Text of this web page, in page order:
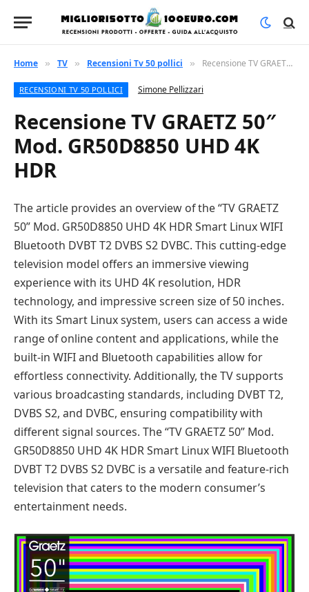
Home » TV » Recensioni Tv 50 pollici » Recensione TV GRAETZ 50″ Mod. GR50D8850 UHD 4K HDR
RECENSIONI TV 50 POLLICI Simone Pellizzari
Recensione TV GRAETZ 50″
Mod. GR50D8850 UHD 4K
HDR
The article provides an overview of the “TV GRAETZ
50” Mod. GR50D8850 UHD 4K HDR Smart Linux WIFI
Bluetooth DVBT T2 DVBS S2 DVBC. This cutting-edge
television model offers an immersive viewing
experience with its UHD 4K resolution, HDR
technology, and impressive screen size of 50 inches.
With its Smart Linux system, users can access a wide
range of online content and applications, while the
built-in WIFI and Bluetooth capabilities allow for
effortless connectivity. Additionally, the TV supports
various broadcasting standards, including DVBT T2,
DVBS S2, and DVBC, ensuring compatibility with
different signal sources. The “TV GRAETZ 50” Mod.
GR50D8850 UHD 4K HDR Smart Linux WIFI Bluetooth
DVBT T2 DVBS S2 DVBC is a versatile and feature-rich
television that caters to the modern consumer’s
entertainment needs.